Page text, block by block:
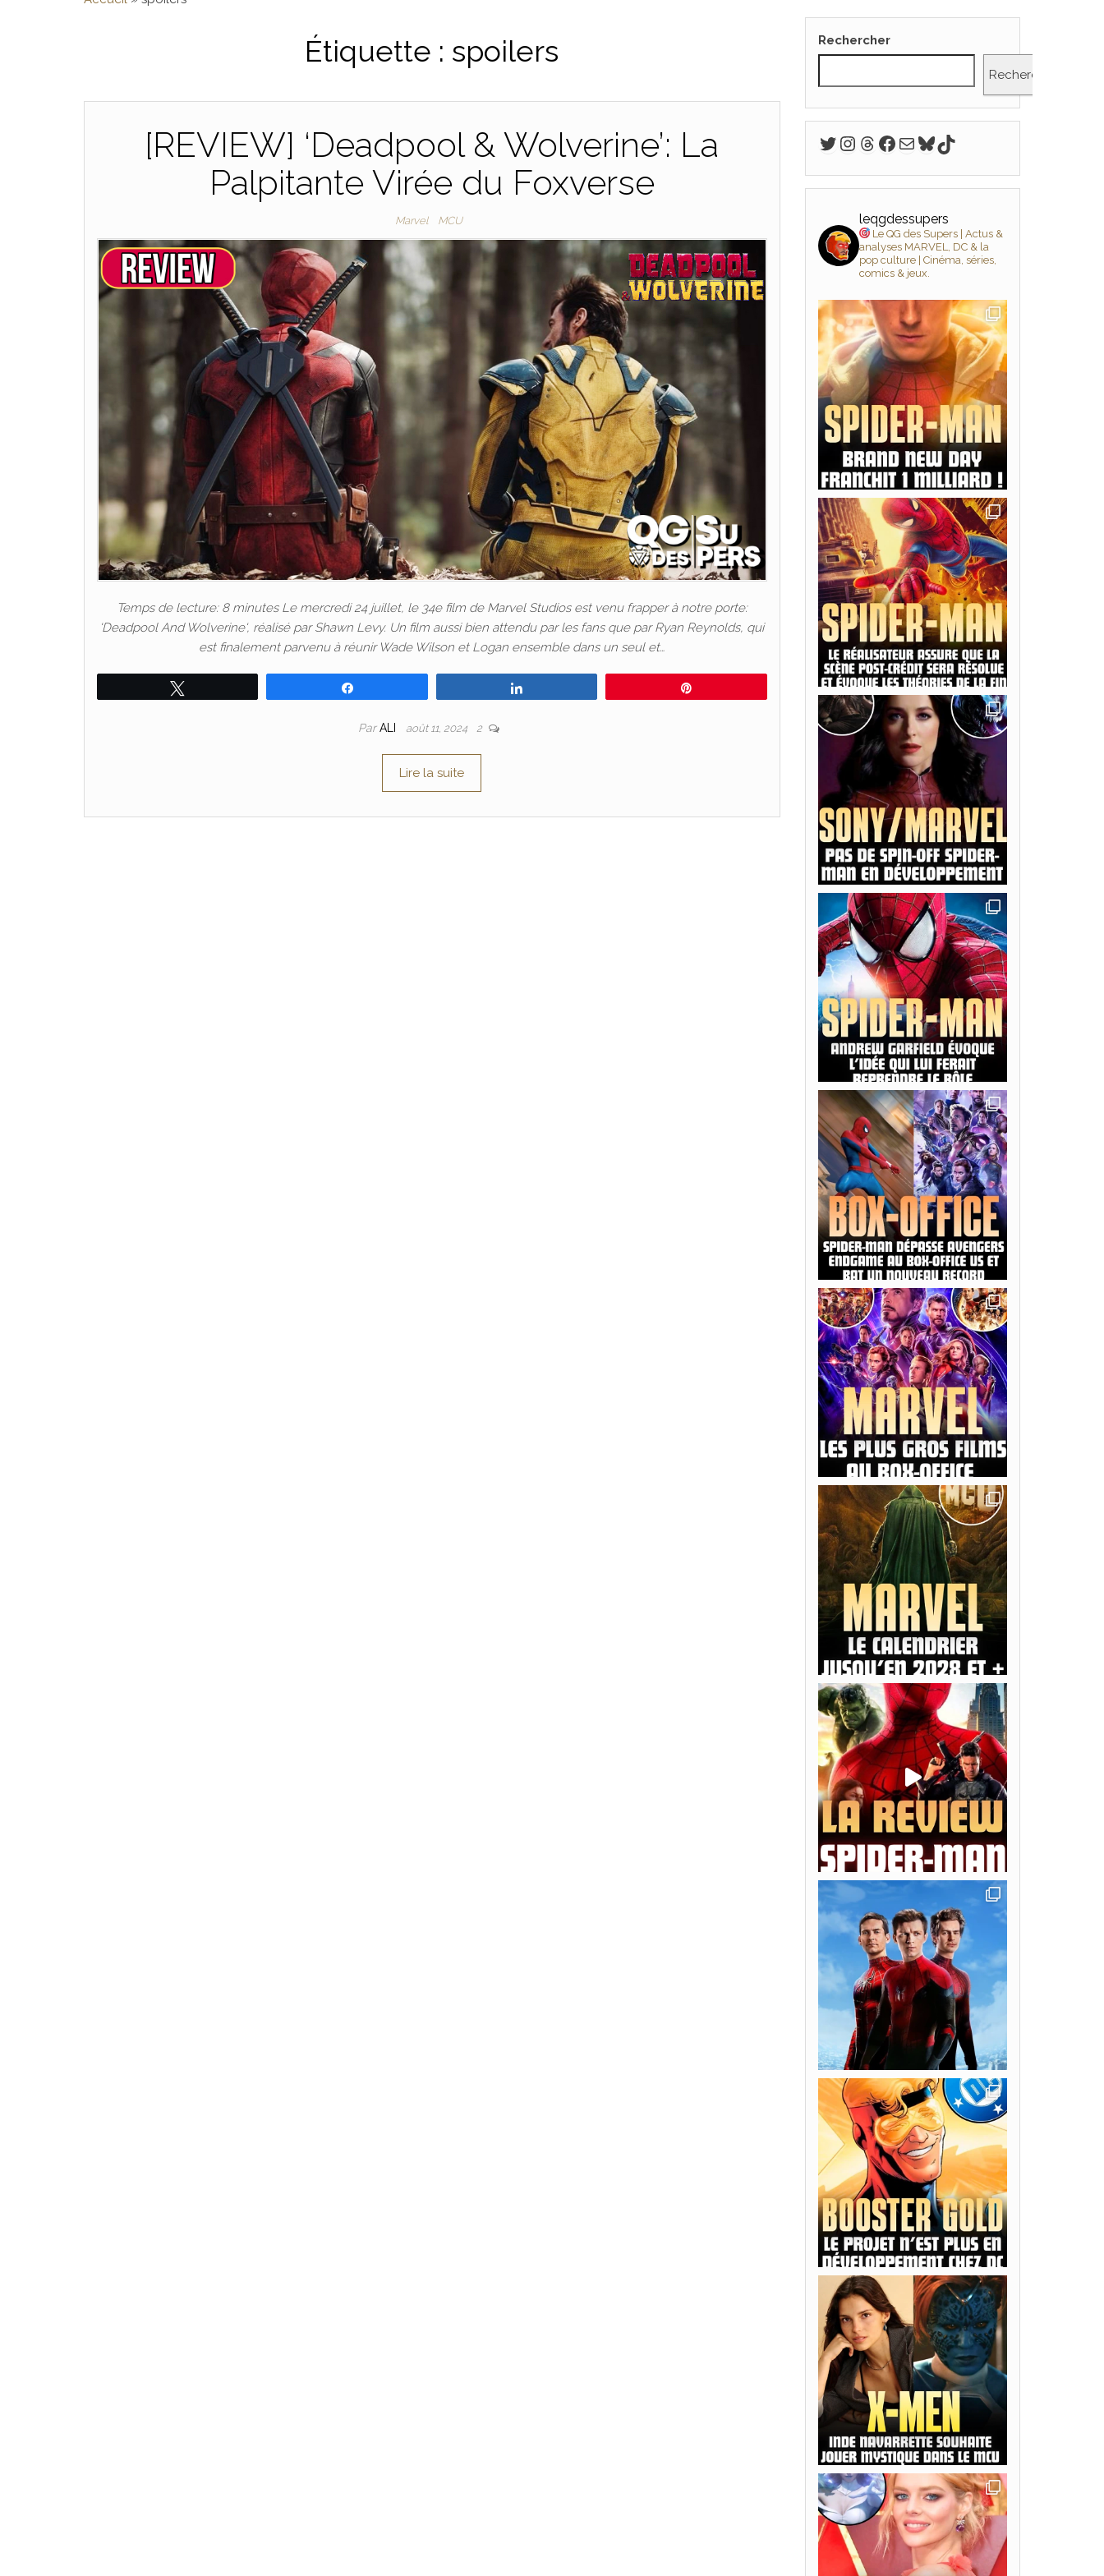
Étiquette : spoilers
[REVIEW] ‘Deadpool & Wolverine’: La
Palpitante Virée du Foxverse
Marvel MCU
Temps de lecture: 8 minutes Le mercredi 24 juillet, le 34e film de Marvel Studios est venu frapper à notre porte:
‘Deadpool And Wolverine‘, réalisé par Shawn Levy. Un film aussi bien attendu par les fans que par Ryan Reynolds, qui
est finalement parvenu à réunir Wade Wilson et Logan ensemble dans un seul et…
ParALI août 11, 2024 2
Lire la suite
Rechercher
Rechercher
Twitter
Instagram
Threads
Facebook
E-mail
Bluesky
TikTok
leqgdessupers
Le QG des Supers | Actus &
analyses MARVEL, DC & la
pop culture | Cinéma, séries,
comics & jeux.